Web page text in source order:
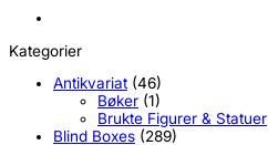
Kategorier
Antikvariat (46)
Bøker (1)
Brukte Figurer & Statuer
Blind Boxes (289)